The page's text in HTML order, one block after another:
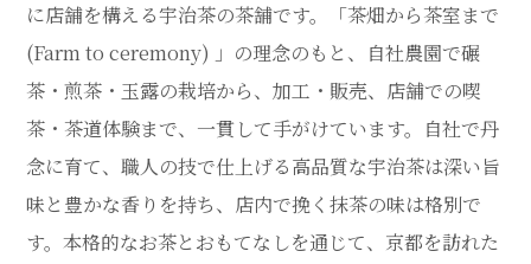
に店舗を構える宇治茶の茶舗です。「茶畑から茶室まで
(Farm to ceremony) 」の理念のもと、自社農園で碾
茶・煎茶・玉露の栽培から、加工・販売、店舗での喫
茶・茶道体験まで、一貫して手がけています。自社で丹
念に育て、職人の技で仕上げる高品質な宇治茶は深い旨
味と豊かな香りを持ち、店内で挽く抹茶の味は格別で
す。本格的なお茶とおもてなしを通じて、京都を訪れた